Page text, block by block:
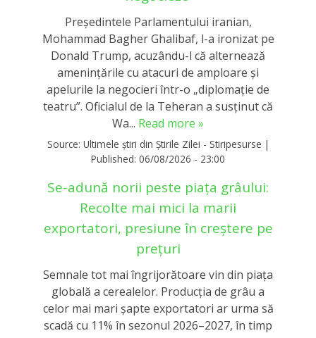
Președintele Parlamentului iranian,
Mohammad Bagher Ghalibaf, l-a ironizat pe
Donald Trump, acuzându-l că alternează
amenințările cu atacuri de amploare și
apelurile la negocieri într-o „diplomație de
teatru”. Oficialul de la Teheran a susținut că
Wa... Read more »
Source: Ultimele știri din Știrile Zilei - Stiripesurse |
Published: 06/08/2026 - 23:00
Se-adună norii peste piața grâului:
Recolte mai mici la marii
exportatori, presiune în creștere pe
prețuri
Semnale tot mai îngrijorătoare vin din piața
globală a cerealelor. Producția de grâu a
celor mai mari șapte exportatori ar urma să
scadă cu 11% în sezonul 2026–2027, în timp